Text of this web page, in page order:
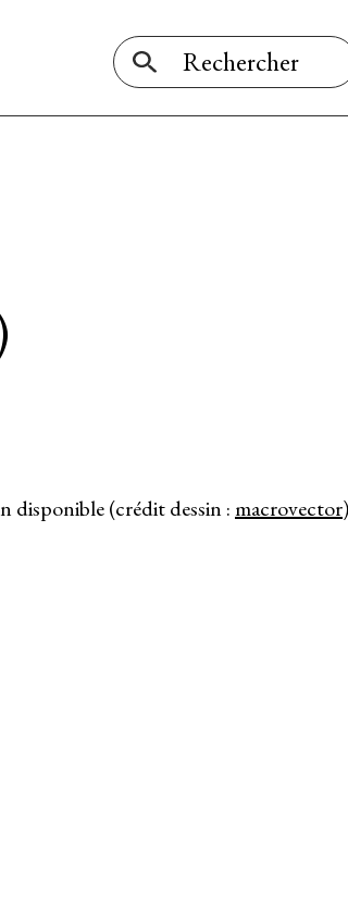
disponible (crédit dessin :macrovector)